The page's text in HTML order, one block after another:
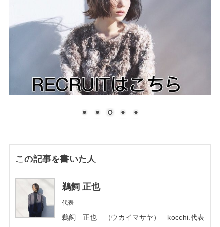
この記事を書いた人
鵜飼 正也
代表
鵜飼 正也 （ウカイマサヤ） kocchi.代表